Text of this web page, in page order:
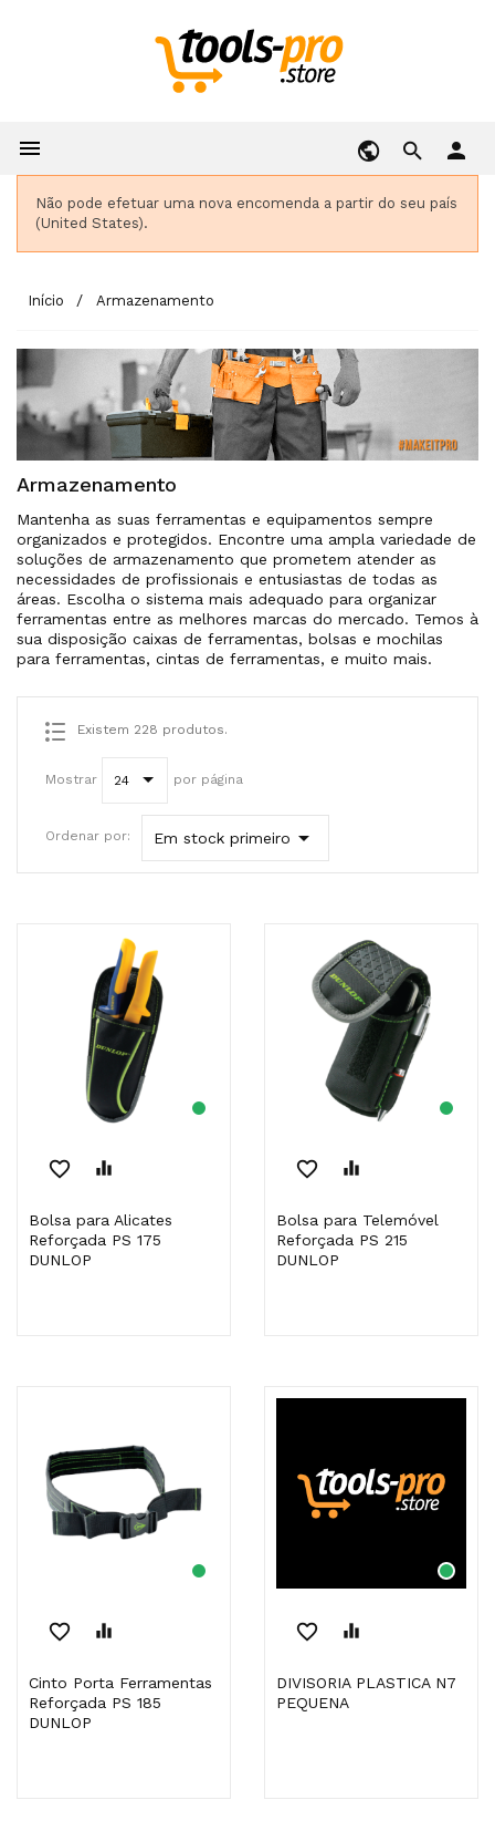
 person
Não pode efetuar uma nova encomenda a partir do seu país
(United States).
Início Armazenamento
Armazenamento
Mantenha as suas ferramentas e equipamentos sempre
organizados e protegidos. Encontre uma ampla variedade de
soluções de armazenamento que prometem atender as
necessidades de profissionais e entusiastas de todas as
áreas. Escolha o sistema mais adequado para organizar
ferramentas entre as melhores marcas do mercado. Temos à
sua disposição caixas de ferramentas, bolsas e mochilas
para ferramentas, cintas de ferramentas, e muito mais.
Existem 228 produtos.
Mostrar 24 por página
Ordenar por: Em stock primeiro 
favorite_border equalizer
Bolsa para Alicates
Reforçada PS 175
DUNLOP
favorite_border equalizer
Bolsa para Telemóvel
Reforçada PS 215
DUNLOP
favorite_border equalizer
Cinto Porta Ferramentas
Reforçada PS 185
DUNLOP
favorite_border equalizer
DIVISORIA PLASTICA N7
PEQUENA